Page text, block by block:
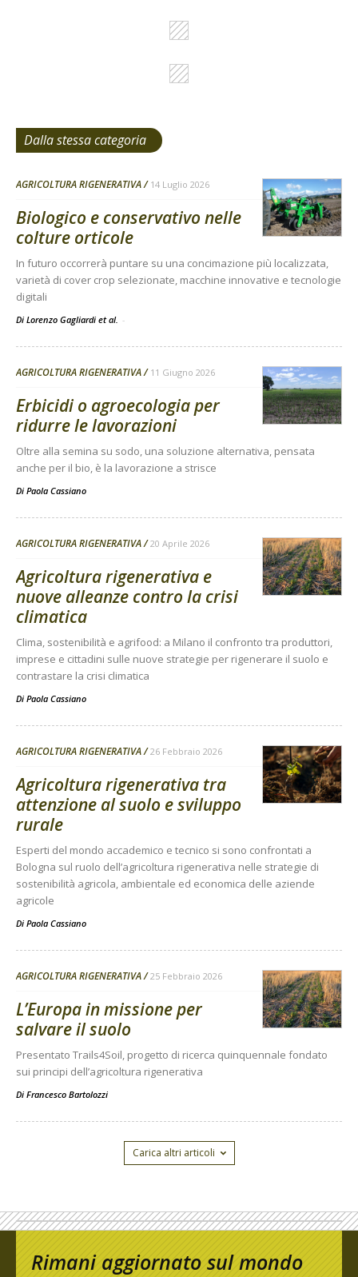
Dalla stessa categoria
AGRICOLTURA RIGENERATIVA 14 Luglio 2026
Biologico e conservativo nelle
colture orticole
In futuro occorrerà puntare su una concimazione più localizzata,
varietà di cover crop selezionate, macchine innovative e tecnologie
digitali
Di Lorenzo Gagliardi et al. -
AGRICOLTURA RIGENERATIVA 11 Giugno 2026
Erbicidi o agroecologia per
ridurre le lavorazioni
Oltre alla semina su sodo, una soluzione alternativa, pensata
anche per il bio, è la lavorazione a strisce
Di Paola Cassiano
AGRICOLTURA RIGENERATIVA 20 Aprile 2026
Agricoltura rigenerativa e
nuove alleanze contro la crisi
climatica
Clima, sostenibilità e agrifood: a Milano il confronto tra produttori,
imprese e cittadini sulle nuove strategie per rigenerare il suolo e
contrastare la crisi climatica
Di Paola Cassiano
AGRICOLTURA RIGENERATIVA 26 Febbraio 2026
Agricoltura rigenerativa tra
attenzione al suolo e sviluppo
rurale
Esperti del mondo accademico e tecnico si sono confrontati a
Bologna sul ruolo dell’agricoltura rigenerativa nelle strategie di
sostenibilità agricola, ambientale ed economica delle aziende
agricole
Di Paola Cassiano
AGRICOLTURA RIGENERATIVA 25 Febbraio 2026
L’Europa in missione per
salvare il suolo
Presentato Trails4Soil, progetto di ricerca quinquennale fondato
sui principi dell’agricoltura rigenerativa
Di Francesco Bartolozzi
Carica altri articoli
Rimani aggiornato sul mondo